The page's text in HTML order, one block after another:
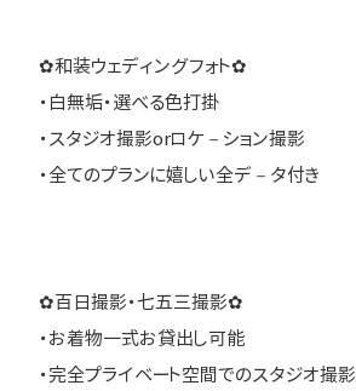
✿和装ウェディングフォト✿
・白無垢・選べる色打掛
・スタジオ撮影orロケ－ション撮影
・全てのプランに嬉しい全デ－タ付き
✿百日撮影・七五三撮影✿
・お着物一式お貸出し可能
・完全プライベート空間でのスタジオ撮影